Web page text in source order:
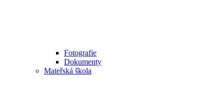
Fotografie
Dokumenty
Mateřská škola